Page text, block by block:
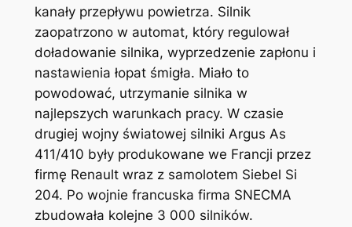
kanały przepływu powietrza. Silnik
zaopatrzono w automat, który regulował
doładowanie silnika, wyprzedzenie zapłonu i
nastawienia łopat śmigła. Miało to
powodować, utrzymanie silnika w
najlepszych warunkach pracy. W czasie
drugiej wojny światowej silniki Argus As
411/410 były produkowane we Francji przez
firmę Renault wraz z samolotem Siebel Si
204. Po wojnie francuska firma SNECMA
zbudowała kolejne 3 000 silników.